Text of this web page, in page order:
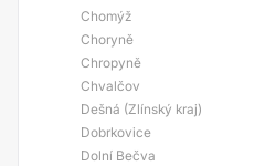
Chomýž
Choryně
Chropyně
Chvalčov
Dešná (Zlínský kraj)
Dobrkovice
Dolní Bečva